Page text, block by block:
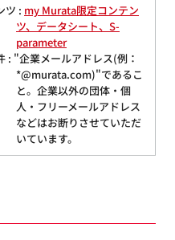
ツ : my Murata限定コンテン
ツ、データシート、S-
parameter
: "企業メールアドレス(例：
*@murata.com)"であるこ
と。企業以外の団体・個
人・フリーメールアドレス
などはお断りさせていただ
いています。